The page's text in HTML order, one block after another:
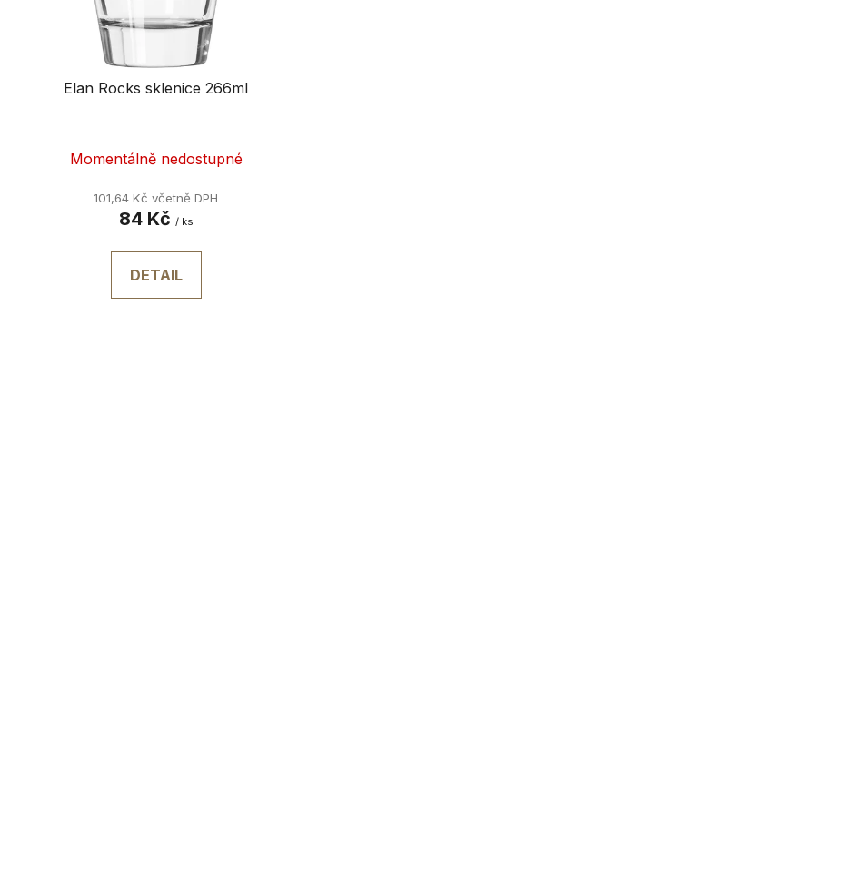
Elan Rocks sklenice 266ml
Momentálně nedostupné
101,64 Kč včetně DPH
84 Kč / ks
DETAIL